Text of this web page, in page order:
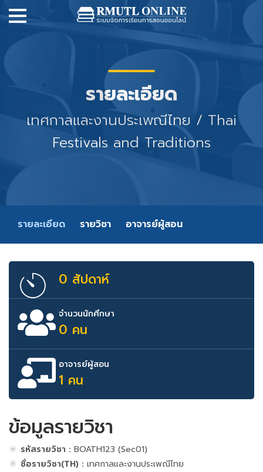
รายละเอียด
เทศกาลและงานประเพณีไทย / Thai
Festivals and Traditions
รายละเอียด รายวิชา อาจารย์ผู้สอน
0 สัปดาห์
จำนวนนักศึกษา
0 คน
อาจารย์ผู้สอน
1 คน
ข้อมูลรายวิชา
รหัสรายวิชา : BOATH123 (Sec01)
ชื่อรายวิชา(TH) : เทศกาลและงานประเพณีไทย